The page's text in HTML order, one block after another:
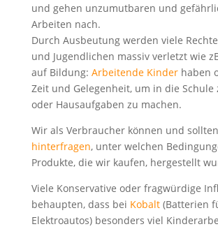
und gehen unzumutbaren und
Arbeiten nach.
Durch Ausbeutung werden viele
und Jugendlichen massiv verletzt wie
auf Bildung: Arbeitende Kinderhaben
Zeit und Gelegenheit, um in die Schule
oder Hausaufgaben zu machen.
Wir als Verbraucher können und sollten
hinterfragen, unter welchen
Produkte, die wir kaufen, hergestellt
Viele Konservative oder fragwürdige
behaupten, dass bei Kobalt(Batterien
Elektroautos) besonders viel